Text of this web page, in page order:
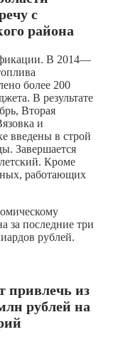
с
района
В 2014—
более 200
В результате
Вторая
и
введены в строй
Завершается
Кроме
работающих
за последние три
рублей.
привлечь из
рублей на